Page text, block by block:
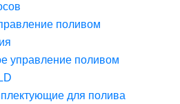
поливом
управление поливом
для полива